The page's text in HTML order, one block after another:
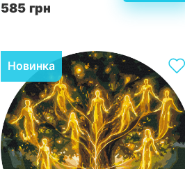
Детальніше
585 грн
Новинка